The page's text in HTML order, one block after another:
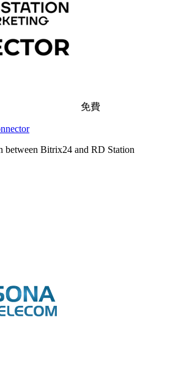
免費
between Bitrix24 and RD Station